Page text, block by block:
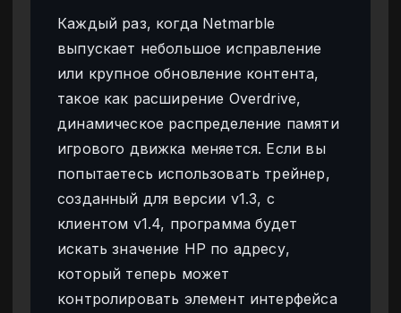
Каждый раз, когда Netmarble
выпускает небольшое исправление
или крупное обновление контента,
такое как расширение Overdrive,
динамическое распределение памяти
игрового движка меняется. Если вы
попытаетесь использовать трейнер,
созданный для версии v1.3, с
клиентом v1.4, программа будет
искать значение HP по адресу,
который теперь может
контролировать элемент интерфейса